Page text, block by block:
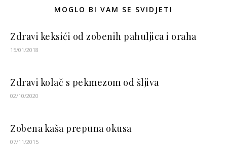
MOGLO BI VAM SE SVIDJETI
Zdravi keksići od zobenih pahuljica i oraha
15/01/2018
Zdravi kolač s pekmezom od šljiva
02/10/2020
Zobena kaša prepuna okusa
07/11/2015